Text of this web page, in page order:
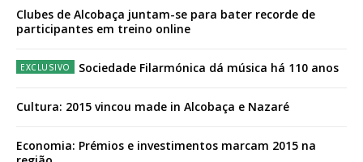
Clubes de Alcobaça juntam-se para bater recorde de
participantes em treino online
Sociedade Filarmónica dá música há 110 anos
Cultura: 2015 vincou made in Alcobaça e Nazaré
Economia: Prémios e investimentos marcam 2015 na